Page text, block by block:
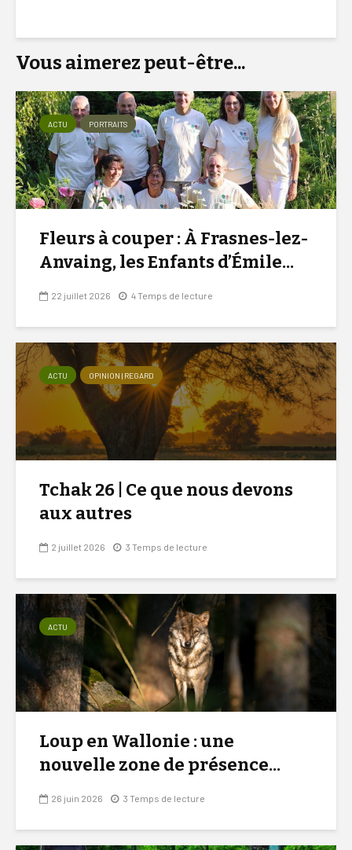
Vous aimerez peut-être...
ACTU PORTRAITS
Fleurs à couper : À Frasnes-lez-
Anvaing, les Enfants d’Émile...
22 juillet 2026 4 Temps de lecture
ACTU OPINION | REGARD
Tchak 26 | Ce que nous devons
aux autres
2 juillet 2026 3 Temps de lecture
ACTU
Loup en Wallonie : une
nouvelle zone de présence...
26 juin 2026 3 Temps de lecture